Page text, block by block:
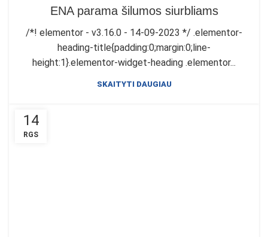
ENA parama šilumos siurbliams
/*! elementor - v3.16.0 - 14-09-2023 */ .elementor-
heading-title{padding:0;margin:0;line-
height:1}.elementor-widget-heading .elementor...
SKAITYTI DAUGIAU
14
RGS